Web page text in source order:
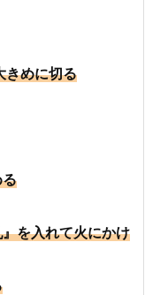
めに切る
を入れて火にかけ